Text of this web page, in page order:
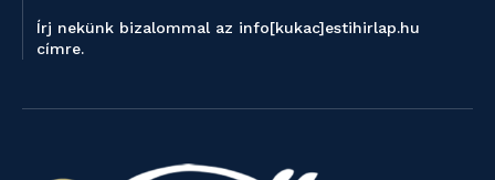
Írj nekünk bizalommal az info[kukac]estihirlap.hu
címre.